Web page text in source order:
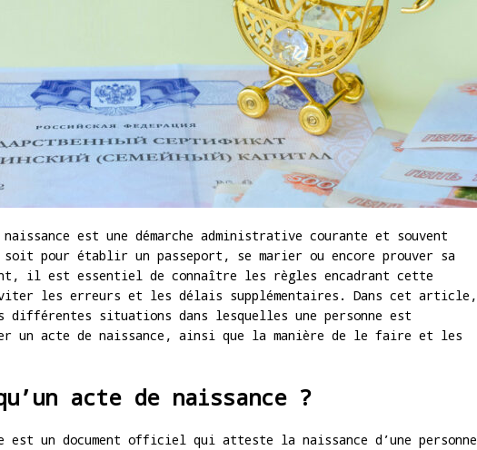
est une démarche administrative courante et souvent
soit pour établir un passeport, se marier ou encore prouver sa
il est essentiel de connaître les règles encadrant cette
les erreurs et les délais supplémentaires. Dans cet article,
différentes situations dans lesquelles une personne est
un acte de naissance, ainsi que la manière de le faire et les
acte de naissance ?
est un document officiel qui atteste la naissance d’une personne